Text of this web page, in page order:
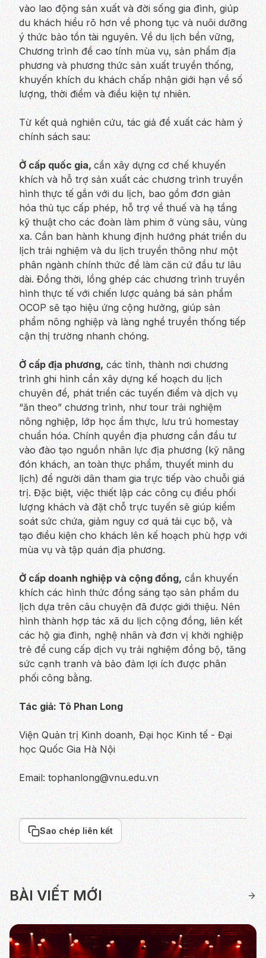
vào lao động sản xuất và đời sống gia đình, giúp
du khách hiểu rõ hơn về phong tục và nuôi dưỡng
ý thức bảo tồn tài nguyên. Về du lịch bền vững,
Chương trình đề cao tính mùa vụ, sản phẩm địa
phương và phương thức sản xuất truyền thống,
khuyến khích du khách chấp nhận giới hạn về số
lượng, thời điểm và điều kiện tự nhiên.
Từ kết quả nghiên cứu, tác giả đề xuất các hàm ý
chính sách sau:
Ở cấp quốc gia, cần xây dựng cơ chế khuyến
khích và hỗ trợ sản xuất các chương trình truyền
hình thực tế gắn với du lịch, bao gồm đơn giản
hóa thủ tục cấp phép, hỗ trợ về thuế và hạ tầng
kỹ thuật cho các đoàn làm phim ở vùng sâu, vùng
xa. Cần ban hành khung định hướng phát triển du
lịch trải nghiệm và du lịch truyền thông như một
phân ngành chính thức để làm căn cứ đầu tư lâu
dài. Đồng thời, lồng ghép các chương trình truyền
hình thực tế với chiến lược quảng bá sản phẩm
OCOP sẽ tạo hiệu ứng cộng hưởng, giúp sản
phẩm nông nghiệp và làng nghề truyền thống tiếp
cận thị trường nhanh chóng.
Ở cấp địa phương, các tỉnh, thành nơi chương
trình ghi hình cần xây dựng kế hoạch du lịch
chuyên đề, phát triển các tuyến điểm và dịch vụ
“ăn theo” chương trình, như tour trải nghiệm
nông nghiệp, lớp học ẩm thực, lưu trú homestay
chuẩn hóa. Chính quyền địa phương cần đầu tư
vào đào tạo nguồn nhân lực địa phương (kỹ năng
đón khách, an toàn thực phẩm, thuyết minh du
lịch) để người dân tham gia trực tiếp vào chuỗi giá
trị. Đặc biệt, việc thiết lập các công cụ điều phối
lượng khách và đặt chỗ trực tuyến sẽ giúp kiểm
soát sức chứa, giảm nguy cơ quá tải cục bộ, và
tạo điều kiện cho khách lên kế hoạch phù hợp với
mùa vụ và tập quán địa phương.
Ở cấp doanh nghiệp và cộng đồng, cần khuyến
khích các hình thức đồng sáng tạo sản phẩm du
lịch dựa trên câu chuyện đã được giới thiệu. Nên
hình thành hợp tác xã du lịch cộng đồng, liên kết
các hộ gia đình, nghệ nhân và đơn vị khởi nghiệp
trẻ để cung cấp dịch vụ trải nghiệm đồng bộ, tăng
sức cạnh tranh và bảo đảm lợi ích được phân
phối công bằng.
Tác giả: Tô Phan Long
Viện Quản trị Kinh doanh, Đại học Kinh tế - Đại
học Quốc Gia Hà Nội
Email: tophanlong@vnu.edu.vn
Sao chép liên kết
BÀI VIẾT MỚI